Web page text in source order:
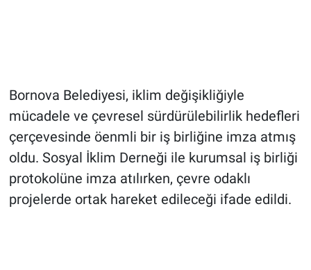
Bornova Belediyesi, iklim değişikliğiyle
mücadele ve çevresel sürdürülebilirlik hedefleri
çerçevesinde öenmli bir iş birliğine imza atmış
oldu. Sosyal İklim Derneği ile kurumsal iş birliği
protokolüne imza atılırken, çevre odaklı
projelerde ortak hareket edileceği ifade edildi.